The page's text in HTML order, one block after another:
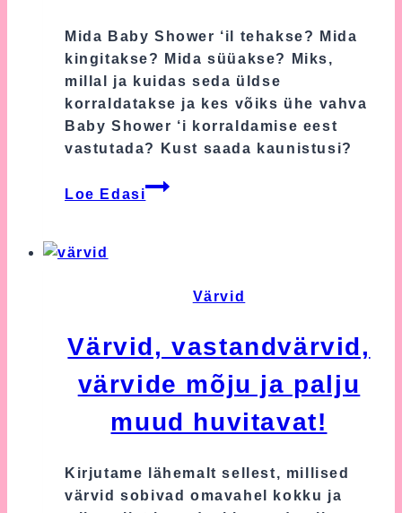
Mida Baby Shower ‘il tehakse? Mida
kingitakse? Mida süüakse? Miks,
millal ja kuidas seda üldse
korraldatakse ja kes võiks ühe vahva
Baby Shower ‘i korraldamise eest
vastutada? Kust saada kaunistusi?
Loe Edasi
Baby
KuidasVärvid
Värvid, vastandvärvid,
värvide mõju ja palju
muud huvitavat!
Kirjutame lähemalt sellest, millised
värvid sobivad omavahel kokku ja